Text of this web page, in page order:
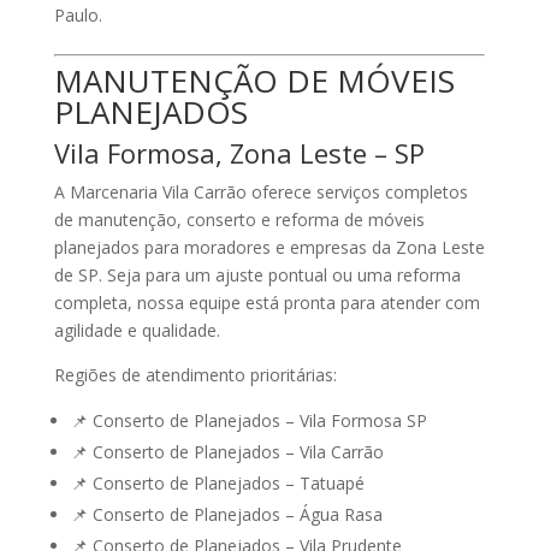
Paulo.
MANUTENÇÃO DE MÓVEIS
PLANEJADOS
Vila Formosa, Zona Leste – SP
A Marcenaria Vila Carrão oferece serviços completos
de manutenção, conserto e reforma de móveis
planejados para moradores e empresas da Zona Leste
de SP. Seja para um ajuste pontual ou uma reforma
completa, nossa equipe está pronta para atender com
agilidade e qualidade.
Regiões de atendimento prioritárias:
📌 Conserto de Planejados – Vila Formosa SP
📌 Conserto de Planejados – Vila Carrão
📌 Conserto de Planejados – Tatuapé
📌 Conserto de Planejados – Água Rasa
📌 Conserto de Planejados – Vila Prudente